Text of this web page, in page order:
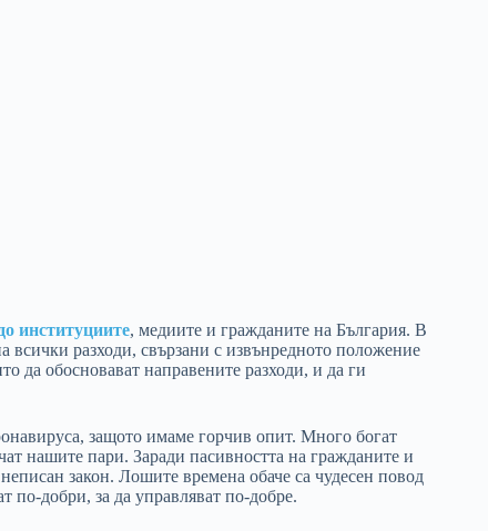
институциите, медиите и гражданите на България. В
всички разходи, свързани с извънредното положение
да обосновават направените разходи, и да ги
защото имаме горчив опит. Много богат
нашите пари. Заради пасивността на гражданите и
закон. Лошите времена обаче са чудесен повод
добри, за да управляват по-добре.